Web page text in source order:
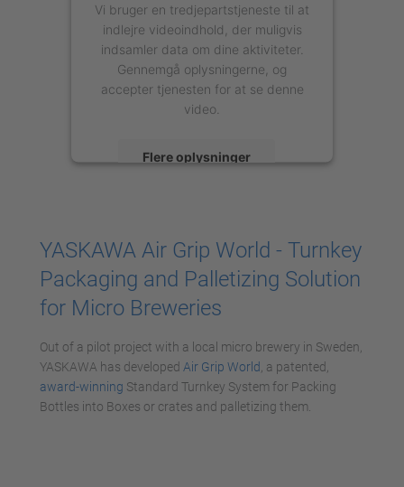
Vi bruger en tredjepartstjeneste til at
indlejre videoindhold, der muligvis
indsamler data om dine aktiviteter.
Gennemgå oplysningerne, og
accepter tjenesten for at se denne
video.
Flere oplysninger
Management Platform
YASKAWA Air Grip World - Turnkey
Packaging and Palletizing Solution
for Micro Breweries
Out of a pilot project with a local micro brewery in Sweden,
YASKAWA has developed Air Grip World , a patented,
award-winning Standard Turnkey System for Packing
Bottles into Boxes or crates and palletizing them.